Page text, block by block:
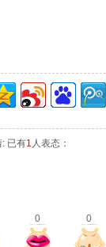
已有1 人表态：
0 0